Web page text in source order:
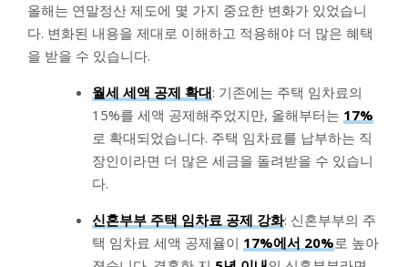
올해는 연말정산 제도에 몇 가지 중요한 변화가 있었습니
다. 변화된 내용을 제대로 이해하고 적용해야 더 많은 혜택
을 받을 수 있습니다.
월세 세액 공제 확대: 기존에는 주택 임차료의
15%를 세액 공제해주었지만, 올해부터는 17%
로 확대되었습니다. 주택 임차료를 납부하는 직
장인이라면 더 많은 세금을 돌려받을 수 있습니
다.
신혼부부 주택 임차료 공제 강화: 신혼부부의 주
택 임차료 세액 공제율이 17%에서 20%로 높아